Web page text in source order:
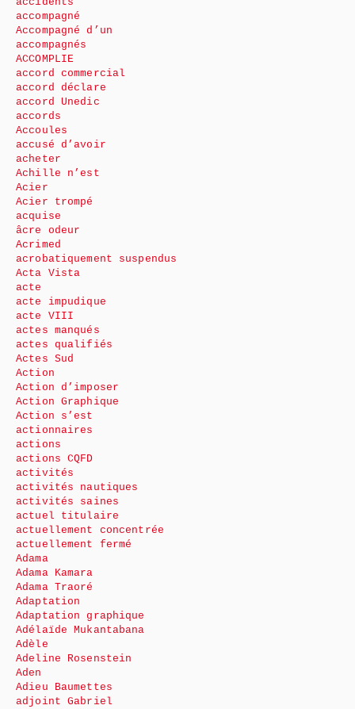
accompagné
Accompagné d’un
accompagnés
ACCOMPLIE
accord commercial
accord déclare
accord Unedic
accords
Accoules
accusé d’avoir
acheter
Achille n’est
Acier
Acier trompé
acquise
âcre odeur
Acrimed
acrobatiquement suspendus
Acta Vista
acte
acte impudique
acte VIII
actes manqués
actes qualifiés
Actes Sud
Action
Action d’imposer
Action Graphique
Action s’est
actionnaires
actions
actions CQFD
activités
activités nautiques
activités saines
actuel titulaire
actuellement concentrée
actuellement fermé
Adama
Adama Kamara
Adama Traoré
Adaptation
Adaptation graphique
Adélaïde Mukantabana
Adèle
Adeline Rosenstein
Aden
Adieu Baumettes
adjoint Gabriel